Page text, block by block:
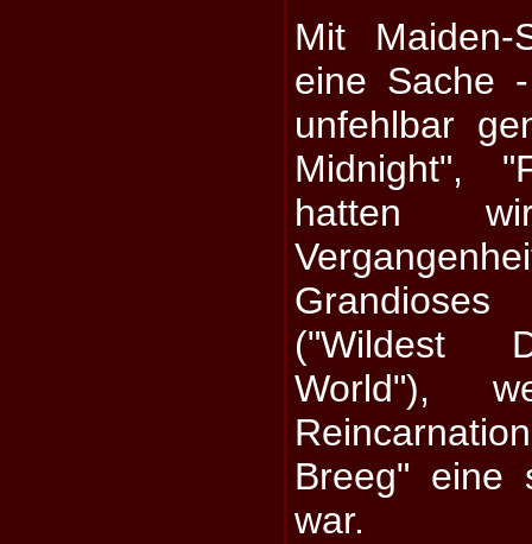
Mit
eine Sache
unfehlbar
Midnight",
hatten
("Wildest
World"),
Breeg" eine
war.